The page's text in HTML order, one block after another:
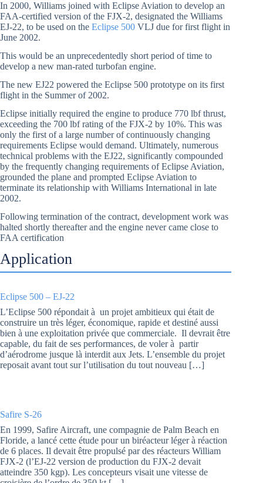
In 2000, Williams joined with Eclipse Aviation to develop an
FAA-certified version of the FJX-2, designated the Williams
EJ-22, to be used on the Eclipse 500 VLJ due for first flight in
June 2002.
This would be an unprecedentedly short period of time to
develop a new man-rated turbofan engine.
The new EJ22 powered the Eclipse 500 prototype on its first
flight in the Summer of 2002.
Eclipse initially required the engine to produce 770 lbf thrust,
exceeding the 700 lbf rating of the FJX-2 by 10%. This was
only the first of a large number of continuously changing
requirements Eclipse would demand. Ultimately, numerous
technical problems with the EJ22, significantly compounded
by the frequently changing requirements of Eclipse Aviation,
grounded the plane and prompted Eclipse Aviation to
terminate its relationship with Williams International in late
2002.
Following termination of the contract, development work was
halted shortly thereafter and the engine never came close to
FAA certification
Application
Eclipse 500 – EJ-22
L’Eclipse 500 répondait à un projet ambitieux qui était de
construire un très léger, économique, rapide et destiné aussi
bien à une exploitation privée que commerciale. Il devrait être
capable, du fait de ses performances, de voler à partir
d’aérodrome jusque là interdit aux Jets. L’ensemble du projet
reposait avant tout sur l’utilisation du tout nouveau […]
Safire S-26
En 1999, Safire Aircraft, une compagnie de Palm Beach en
Floride, a lancé cette étude pour un biréacteur léger à réaction
de 6 places. Il devait être propulsé par des réacteurs William
FJX-2 (l’EJ-22 version de production du FJX-2 devait
atteindre 350 kgp). Les concepteurs visait une vitesse de